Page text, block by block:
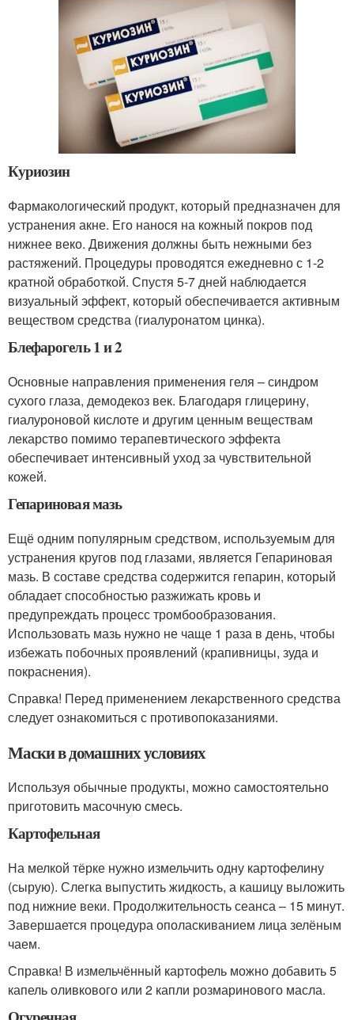
Куриозин
Фармакологический продукт, который предназначен для
устранения акне. Его нанося на кожный покров под
нижнее веко. Движения должны быть нежными без
растяжений. Процедуры проводятся ежедневно с 1-2
кратной обработкой. Спустя 5-7 дней наблюдается
визуальный эффект, который обеспечивается активным
веществом средства (гиалуронатом цинка).
Блефарогель 1 и 2
Основные направления применения геля – синдром
сухого глаза, демодекоз век. Благодаря глицерину,
гиалуроновой кислоте и другим ценным веществам
лекарство помимо терапевтического эффекта
обеспечивает интенсивный уход за чувствительной
кожей.
Гепариновая мазь
Ещё одним популярным средством, используемым для
устранения кругов под глазами, является Гепариновая
мазь. В составе средства содержится гепарин, который
обладает способностью разжижать кровь и
предупреждать процесс тромбообразования.
Использовать мазь нужно не чаще 1 раза в день, чтобы
избежать побочных проявлений (крапивницы, зуда и
покраснения).
Справка! Перед применением лекарственного средства
следует ознакомиться с противопоказаниями.
Маски в домашних условиях
Используя обычные продукты, можно самостоятельно
приготовить масочную смесь.
Картофельная
На мелкой тёрке нужно измельчить одну картофелину
(сырую). Слегка выпустить жидкость, а кашицу выложить
под нижние веки. Продолжительность сеанса – 15 минут.
Завершается процедура ополаскиванием лица зелёным
чаем.
Справка! В измельчённый картофель можно добавить 5
капель оливкового или 2 капли розмаринового масла.